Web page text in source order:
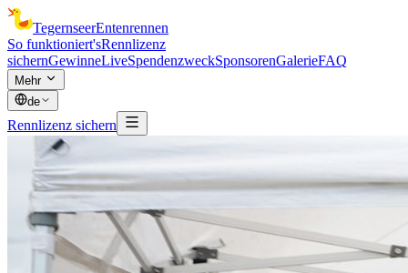
TegernseerEntenrennen
So funktioniert'sRennlizenz
sichernGewinneLiveSpendenzweckSponsorenGalerieFAQ
Mehr
de
Rennlizenz sichern